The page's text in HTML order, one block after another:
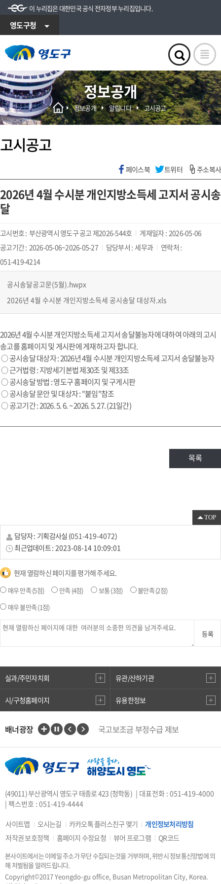
이 누리집은 대한민국 공식 전자정부 누리집입니다.
영도구청
정보공개
정보공개 알립니다 고시공고
고시공고
페이스북 트위터 주소복사
2026년 4월 수시분 개인지방소득세 고지서 공시송
달
고시번호 : 부산광역시 영도구 공고 제2026-544호 게재일자 : 2026-05-06
공고기간 : 2026-05-06~2026-05-27 담당부서 : 세무과
연락처 :
051-419-4214
공시송달공고문(5월).hwpx
2026년 4월 수시분 개인지방소득세 공시송달 대상자.xls
2026년 4월 수시분 개인지방소득세 고지서 송달불능자에 대하여 아래의 고시
송고를 홈페이지 및 게시판에 게재하고자 합니다.
○ 공시송달 대상자 : 2026년 4월 수시분 개인지방소득세 고지서 송달불능자
○ 근거법령 : 지방세기본법 제30조 및 제33조
○ 공시송달 방법 : 영도구 홈페이지 및 구게시판
○ 공시송달 문안 및 대상자 : "붙임"참조
○ 공고기간 : 2026. 5. 6. ~ 2026. 5. 27. (21일간)
목록
TOP
담당자 : 기획감사실 (051-419-4072)
최근업데이트 : 2023-08-14 10:09:01
현재 열람하신 페이지를 평가해 주세요.
매우 만족(5점) 만족 (4점) 보통(3점) 불만족(2점)
매우 불만족(1점)
등록
실과/주민자치회 유관/산하기관
시/구청홈페이지 유용한정보
배너광장
국고보조금 부정수급 제보
지적측량바로처리센터
안전속도 5030
카카오톡 플러스친구
중앙부처 법령 유권해석
복지·보조금 부정 신고센터
지방소득세(특별징수분)신고·납부
행복출산 원스톱서비스
도로명주소안내
e-청소년
(49011) 부산광역시 영도구 태종로 423 (청학동) | 대표전화 : 051-419-4000
| 팩스번호 : 051-419-4444
사이트맵 오시는길 카카오톡 플러스친구 맺기
개인정보처리방침
저작권 보호정책
홈페이지 수정요청 뷰어 프로그램 QR코드
본사이트에서는 이메일 주소가 무단 수집되는것을 거부하며, 위반시 정보통신망법에 의
해 처벌됨을 알려드립니다.
Copyright©2017 Yeongdo-gu office, Busan Metropolitan City, Korea.